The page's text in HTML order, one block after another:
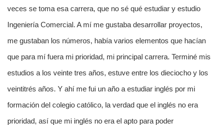
veces se toma esa carrera, que no sé qué estudiar y estudio
Ingeniería Comercial. A mí me gustaba desarrollar proyectos,
me gustaban los números, había varios elementos que hacían
que para mí fuera mi prioridad, mi principal carrera. Terminé mis
estudios a los veinte tres años, estuve entre los dieciocho y los
veintitrés años. Y ahí me fui un año a estudiar inglés por mi
formación del colegio católico, la verdad que el inglés no era
prioridad, así que mi inglés no era el apto para poder